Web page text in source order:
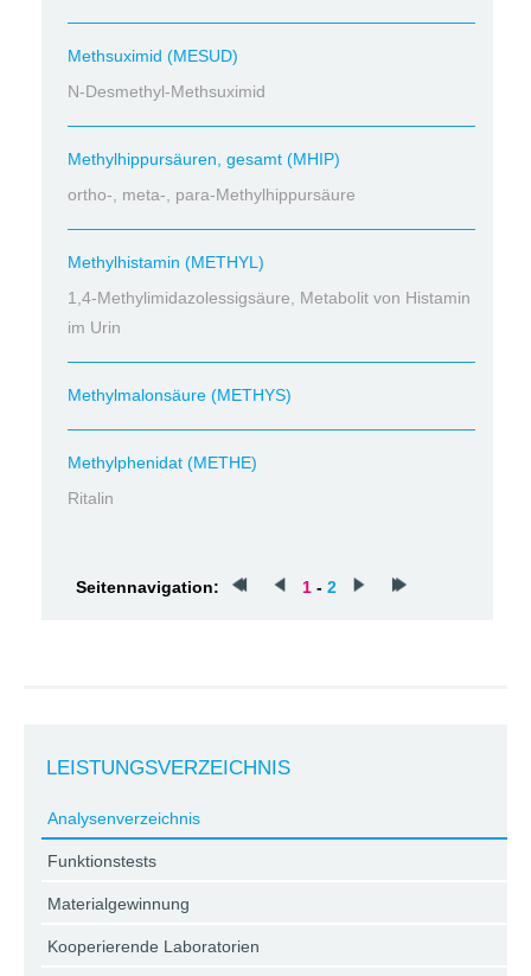
Methsuximid (MESUD)
N-Desmethyl-Methsuximid
Methylhippursäuren, gesamt (MHIP)
ortho-, meta-, para-Methylhippursäure
Methylhistamin (METHYL)
1,4-Methylimidazolessigsäure, Metabolit von Histamin
im Urin
Methylmalonsäure (METHYS)
Methylphenidat (METHE)
Ritalin
Seitennavigation: 1 - 2
LEISTUNGSVERZEICHNIS
Analysenverzeichnis
Funktionstests
Materialgewinnung
Kooperierende Laboratorien